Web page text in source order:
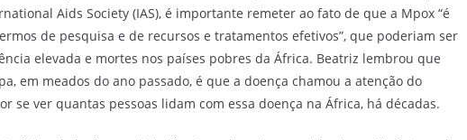
Aids Society (IAS), é importante remeter ao fato de que a Mpox “é
de pesquisa e de recursos e tratamentos efetivos”, que poderiam ser
elevada e mortes nos países pobres da África. Beatriz lembrou que
em meados do ano passado, é que a doença chamou a atenção do
se ver quantas pessoas lidam com essa doença na África, há décadas.